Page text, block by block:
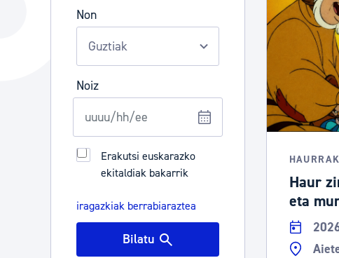
Hiria orain
Hiria ezagutu
Etorkizuneko hiria
Aktualitatea
Albisteak
Abisuak
Kultur agenda
Non
Noiz
Erakutsi euskarazko
ekitaldiak bakarrik
iragazkiak berrabiaraztea
Bilatu
HAURRAK
Haur
eta